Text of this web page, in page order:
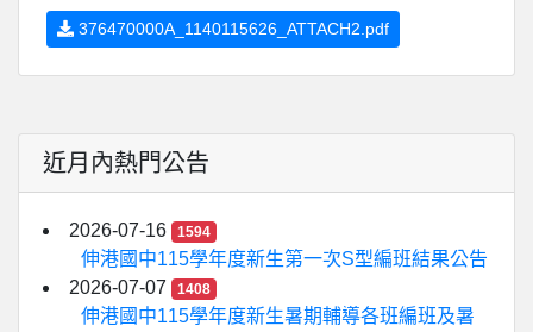
376470000A_1140115626_ATTACH2.pdf
近月內熱門公告
2026-07-16 1594
伸港國中115學年度新生第一次S型編班結果公告
2026-07-07
1408
伸港國中115學年度新生暑期輔導各班編班及暑